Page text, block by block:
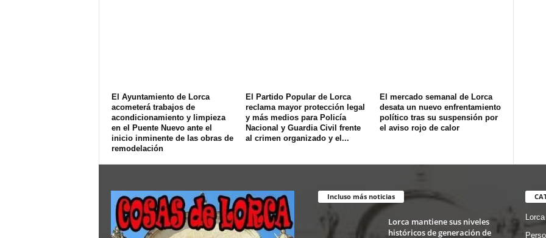
El Ayuntamiento de Lorca
acometerá trabajos de
acondicionamiento y limpieza
en el Puente Nuevo ante el
inicio inminente de las obras de
remodelación
El Partido Popular de Lorca
reclama mayor protección legal
y más medios para Policía
Nacional y Guardia Civil frente
al crimen organizado y el...
El mercado semanal de Lorca
desata un nuevo enfrentamiento
político tras su suspensión por
el aviso rojo de calor
Incluso más noticias
Lorca mantiene sus niveles
históricos de generación de
Lorca